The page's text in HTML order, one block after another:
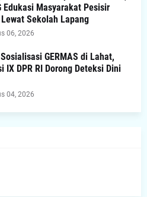
Edukasi Masyarakat Pesisir
Sekolah Lapang
06, 2026
GERMAS di Lahat,
IX DPR RI Dorong Deteksi Dini
04, 2026